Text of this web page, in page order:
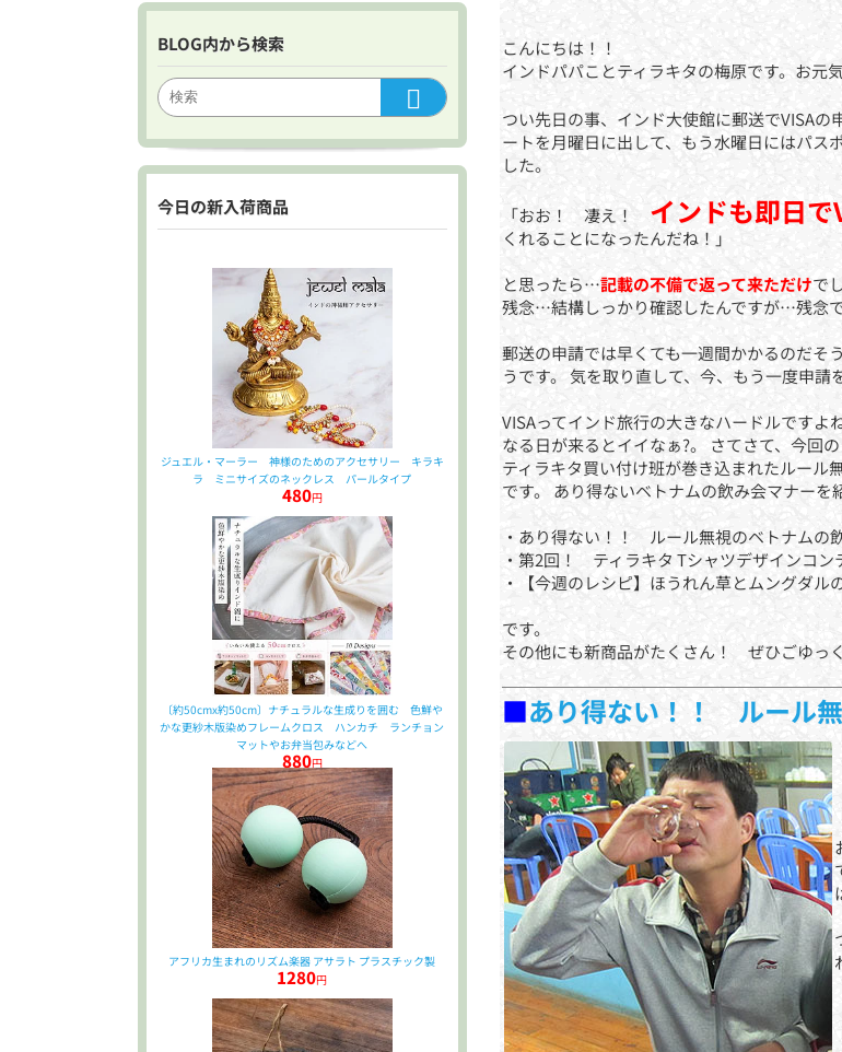
こんにちは！！
インドパパことティラキタの梅原です。お元
つい先日の事、インド大使館に郵送でVISAの
ートを月曜日に出して、もう水曜日にはパス
した。
「おお！ 凄え！ インドも即日
くれることになったんだね！」
と思ったら…記載の不備で返って来ただけで
残念…結構しっかり確認したんですが…残念で
郵送の申請では早くても一週間かかるのだそ
うです。 気を取り直して、今、もう一度申請
VISAってインド旅行の大きなハードルですよ
なる日が来るとイイなぁ?。 さてさて、今回
ティラキタ買い付け班が巻き込まれたルール
です。 あり得ないベトナムの飲み会マナーを
・あり得ない！！ ルール無視のベトナムの
・第2回！ ティラキタ Tシャツデザインコン
・【今週のレシピ】ほうれん草とムングダル
です。
その他にも新商品がたくさん！ ぜひごゆっ
■あり得ない！！ ルール
BLOG内から検索
今日の新入荷商品
ジュエル・マーラー 神様のためのアクセサリー キラキ
ラ ミニサイズのネックレス パールタイプ
480円
〔約50cmx約50cm〕ナチュラルな生成りを囲む 色鮮や
かな更紗木版染めフレームクロス ハンカチ ランチョン
マットやお弁当包みなどへ
880円
アフリカ生まれのリズム楽器 アサラト プラスチック製
1280円